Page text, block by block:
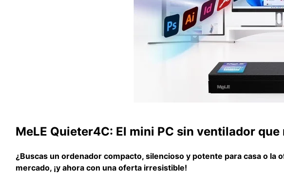
MeLE Quieter4C: El mini PC sin ventilador
¿Buscas un ordenador compacto, silencioso y potente para casa o la
mercado, ¡y ahora con una oferta irresistible!